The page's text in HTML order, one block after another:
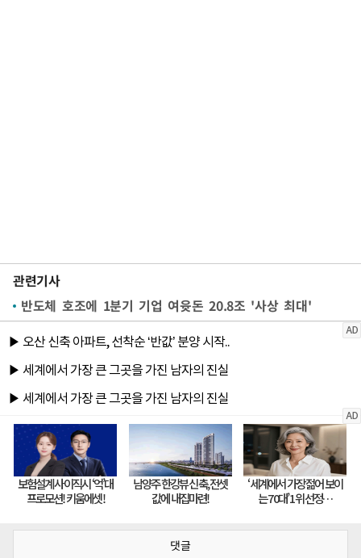
관련기사
반도체 호조에 1분기 기업 여윳돈 20.8조 '사상 최대'
댓글